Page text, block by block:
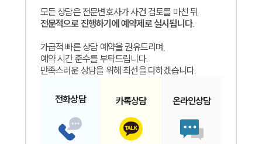
모든 상담은 전문변호사가 사건 검토를 마친 뒤
전문적으로 진행하기에 예약제로 실시됩니다.
가급적 빠른 상담 예약을 권유드리며,
예약 시간 준수를 부탁드립니다.
만족스러운 상담을 위해 최선을 다하겠습니다.
전화상담 카톡상담 온라인상담